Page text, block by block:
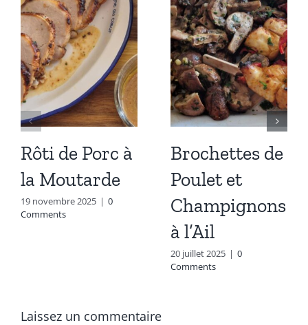
Rôti de Porc à
la Moutarde
19 novembre 2025 | 0
Comments
Brochettes de
Poulet et
Champignons
à l’Ail
20 juillet 2025 | 0
Comments
Laissez un commentaire